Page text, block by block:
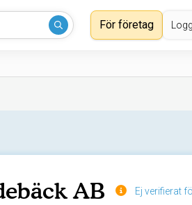
För företag
AB Ej verifierat